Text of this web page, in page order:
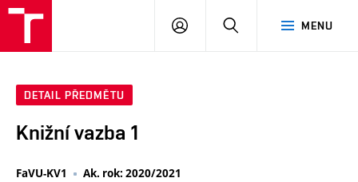
MENU
PŘIHLÁSIT
DETAIL PŘEDMĚTU
Knižní vazba 1
FaVU-KV1 Ak. rok: 2020/2021